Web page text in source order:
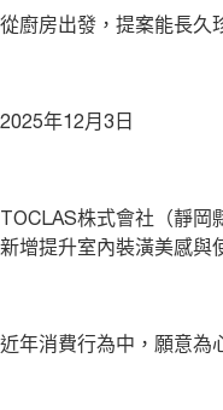
從廚房出發，提案能長久
2025年12月3日
TOCLAS株式會社（靜岡
新增提升室內裝潢美感與
近年消費行為中，願意為